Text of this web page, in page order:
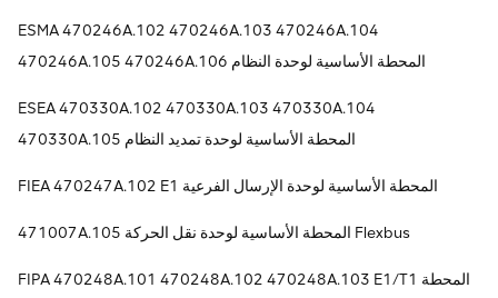
ESMA 470246A.102 470246A.103 470246A.104
470246A.105 470246A.106 المحطة الأساسية لوحدة النظام
ESEA 470330A.102 470330A.103 470330A.104
470330A.105 المحطة الأساسية لوحدة تمديد النظام
FIEA 470247A.102 E1 المحطة الأساسية لوحدة الإرسال الفرعية
471007A.105 المحطة الأساسية لوحدة نقل الحركة Flexbus
FIPA 470248A.101 470248A.102 470248A.103 E1/T1 المحطة